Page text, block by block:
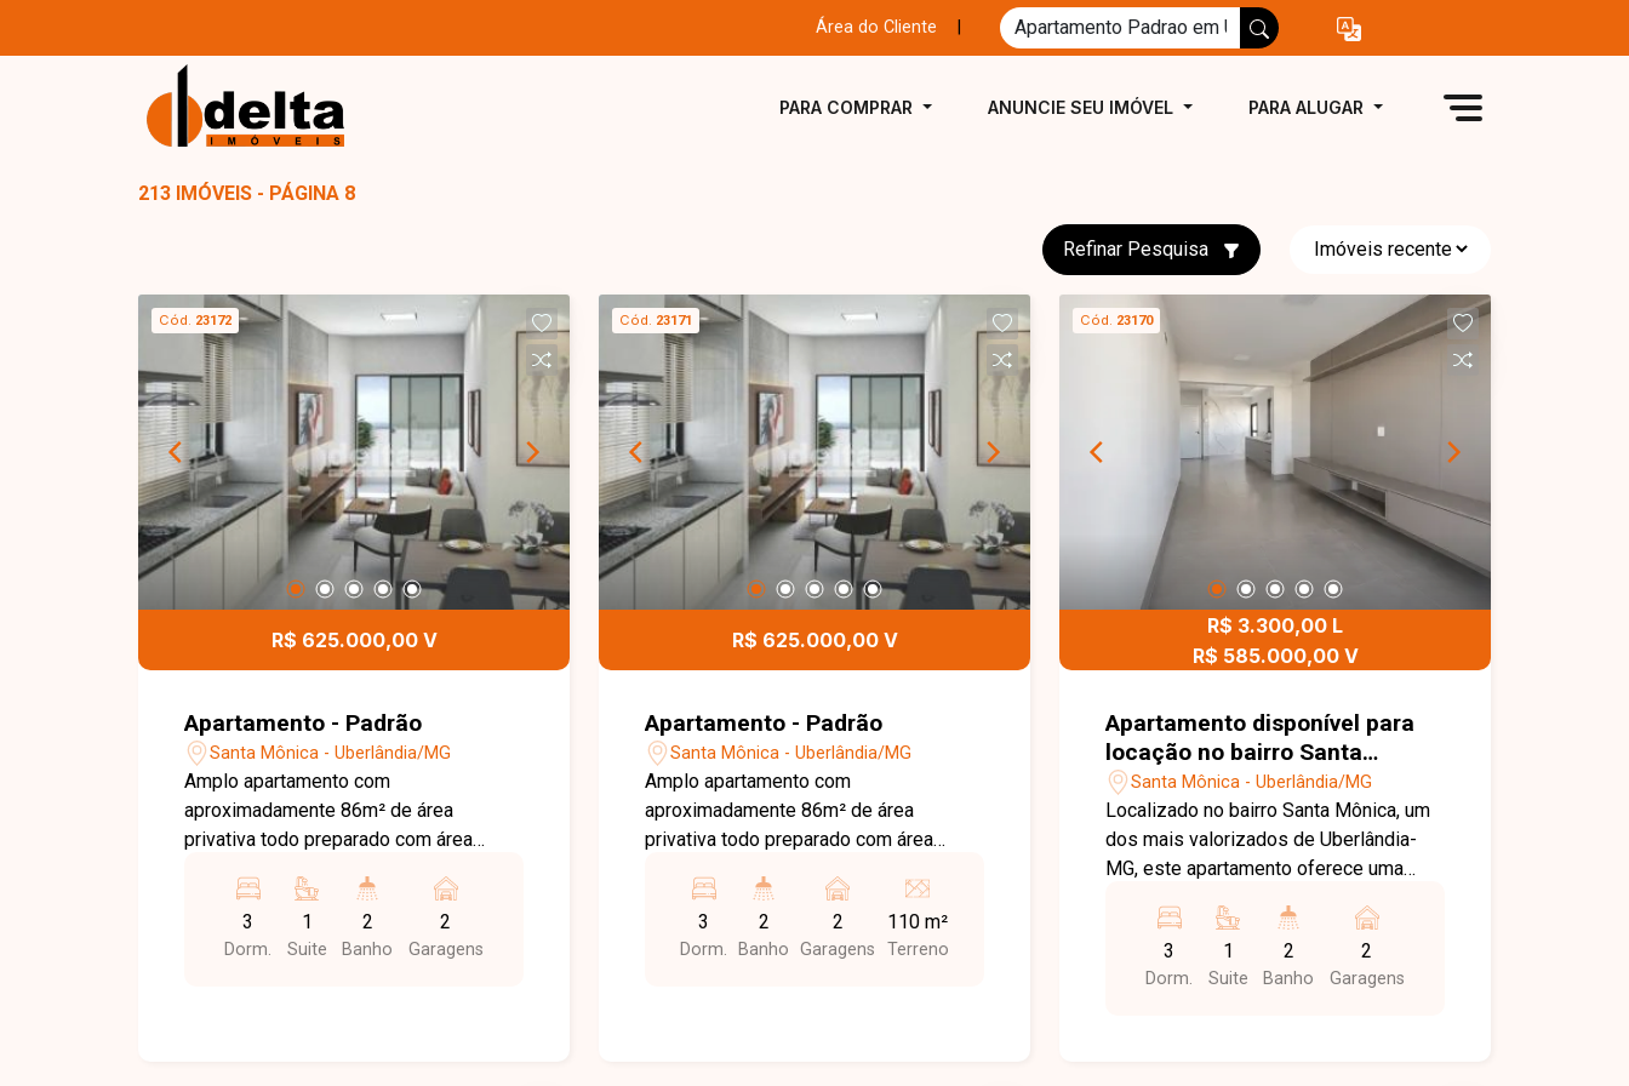
Área do Cliente
PARA COMPRAR ANUNCIE SEU IMÓVEL PARA ALUGAR
213 IMÓVEIS - PÁGINA 8
Refinar Pesquisa
Cód. 23172
R$ 625.000,00 V
Apartamento - Padrão
Santa Mônica - Uberlândia/MG
Amplo apartamento com
aproximadamente 86m² de área
privativa todo preparado com área
ampla totalmente conjugada com sala
de Jantar e cozinha, 3 quartos sendo 1
suíte, banheiro social, área de serviço,
3
Dorm.
1
Suite
2
Banho
2
Garagens
Cód. 23171
R$ 625.000,00 V
Apartamento - Padrão
Santa Mônica - Uberlândia/MG
Amplo apartamento com
aproximadamente 86m² de área
privativa todo preparado com área
ampla totalmente conjugada com sala
de Jantar e cozinha, 3 quartos sendo 1
suíte, banheiro social, área de serviço,
3
Dorm.
2
Banho
2
Garagens
110 m²
Terreno
Cód. 23170
R$ 3.300,00 L
R$ 585.000,00 V
Apartamento disponível para
locação no bairro Santa
Monica em Uberlândia-MG
Santa Mônica - Uberlândia/MG
Localizado no bairro Santa Mônica, um
dos mais valorizados de Uberlândia-
MG, este apartamento oferece uma
praticidade e excelente localização. A
região conta com fácil acesso às
principais avenidas da cidade e dispõe
3
Dorm.
1
Suite
2
Banho
2
Garagens